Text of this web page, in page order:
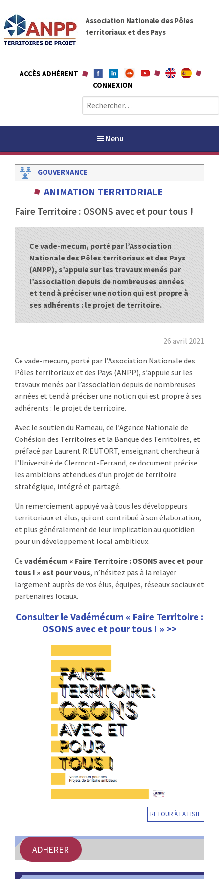
t
A
N
P
P
Association Nationale des Pôles
territoriaux et des Pays
ACCÈS ADHÉRENT
CONNEXION
e
c
c
e
r
Menu
PAYS / PETR
ANPP
PUBLICATIONS
JURIDIQUE
EUROPE
GOUVERNANCE
ANIMATION TERRITORIALE
Faire Territoire : OSONS avec et pour tous !
Ce vade-mecum, porté par l’Association
Nationale des Pôles territoriaux et des Pays
(ANPP), s’appuie sur les travaux menés par
l’association depuis de nombreuses années
et tend à préciser une notion qui est propre à
ses adhérents : le projet de territoire.
26 avril 2021
Ce vade-mecum, porté par l’Association Nationale des
Pôles territoriaux et des Pays (ANPP), s’appuie sur les
travaux menés par l’association depuis de nombreuses
années et tend à préciser une notion qui est propre à ses
adhérents : le projet de territoire.
Avec le soutien du Rameau, de l’Agence Nationale de
Cohésion des Territoires et la Banque des Territoires, et
préfacé par Laurent RIEUTORT, enseignant chercheur à
l’Université de Clermont-Ferrand, ce document précise
les ambitions attendues d’un projet de territoire
stratégique, intégré et partagé.
Un remerciement appuyé va à tous les développeurs
territoriaux et élus, qui ont contribué à son élaboration,
et plus généralement de leur implication au quotidien
pour un développement local ambitieux.
Ce vadémécum « Faire Territoire : OSONS avec et pour
tous ! » est pour vous, n’hésitez pas à la relayer
largement auprès de vos élus, équipes, réseaux sociaux et
partenaires locaux.
Consulter le Vadémécum « Faire Territoire :
OSONS avec et pour tous ! » >>
RETOUR À LA LISTE
ADHERER